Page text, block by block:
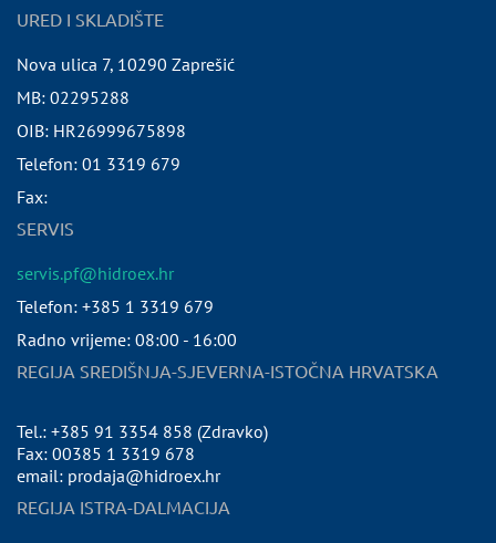
URED I SKLADIŠTE
Nova ulica 7, 10290 Zaprešić
MB: 02295288
OIB: HR26999675898
Telefon: 01 3319 679
Fax:
SERVIS
servis.pf@hidroex.hr
Telefon: +385 1 3319 679
Radno vrijeme: 08:00 - 16:00
REGIJA SREDIŠNJA-SJEVERNA-ISTOČNA HRVATSKA
Tel.: +385 91 3354 858 (Zdravko)
Fax: 00385 1 3319 678
email: prodaja@hidroex.hr
REGIJA ISTRA-DALMACIJA